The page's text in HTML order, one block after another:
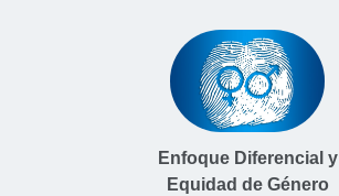
Enfoque Diferencial y
Equidad de Género